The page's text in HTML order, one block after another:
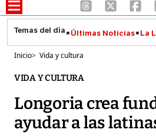
Últimas Noticias La
Inicio> Vida y cultura
VIDA Y CULTURA
Longoria crea
ayudar a las